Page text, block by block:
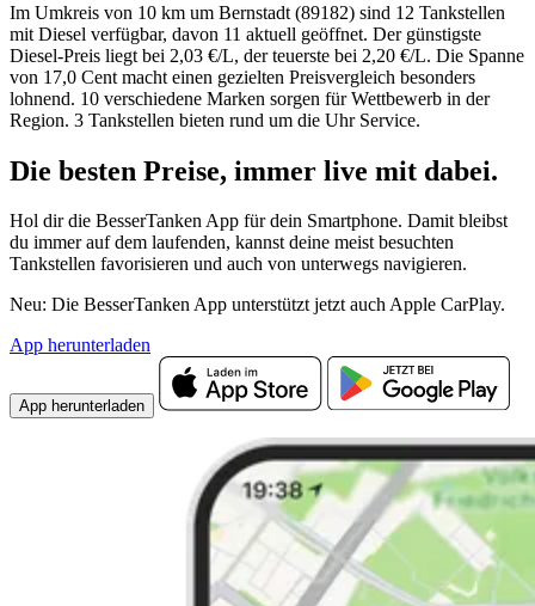
Im Umkreis von 10 km um Bernstadt (89182) sind 12 Tankstellen
mit Diesel verfügbar, davon 11 aktuell geöffnet. Der günstigste
Diesel-Preis liegt bei 2,03 €/L, der teuerste bei 2,20 €/L. Die Spanne
von 17,0 Cent macht einen gezielten Preisvergleich besonders
lohnend. 10 verschiedene Marken sorgen für Wettbewerb in der
Region. 3 Tankstellen bieten rund um die Uhr Service.
Die besten Preise, immer live mit dabei.
Hol dir die BesserTanken App für dein Smartphone. Damit bleibst
du immer auf dem laufenden, kannst deine meist besuchten
Tankstellen favorisieren und auch von unterwegs navigieren.
Neu: Die BesserTanken App unterstützt jetzt auch Apple CarPlay.
App herunterladen
App herunterladen